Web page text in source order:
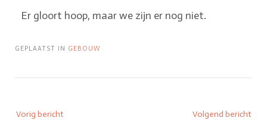
Er gloort hoop, maar we zijn er nog niet.
GEPLAATST IN GEBOUW
Vorig bericht Volgend bericht